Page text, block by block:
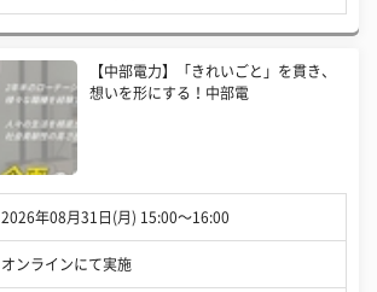
【中部電力】「きれいごと」を貫き、
想いを形にする！中部電
2026年08月31日(月) 15:00〜16:00
オンラインにて実施